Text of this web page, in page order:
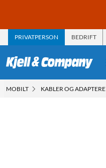
PRIVATPERSON BEDRIFT
MOBILT KABLER OG ADAPTERE